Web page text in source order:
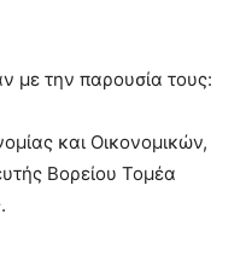
με την παρουσία τους:
και Οικονομικών,
Βορείου Τομέα